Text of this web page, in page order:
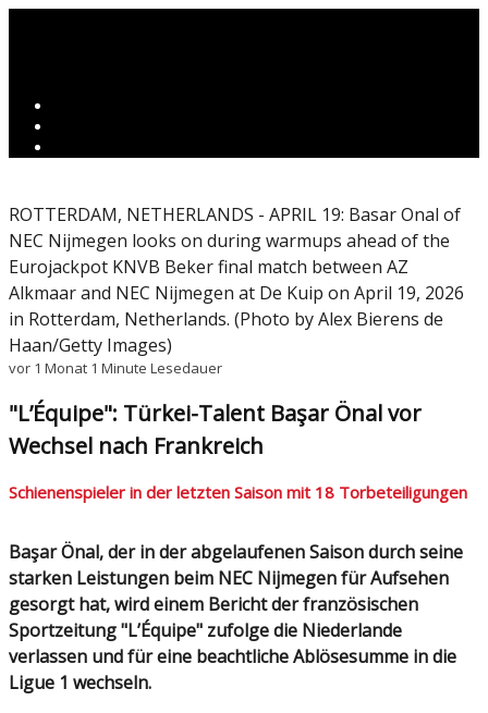
ROTTERDAM, NETHERLANDS - APRIL 19: Basar Onal of
NEC Nijmegen looks on during warmups ahead of the
Eurojackpot KNVB Beker final match between AZ
Alkmaar and NEC Nijmegen at De Kuip on April 19, 2026
in Rotterdam, Netherlands. (Photo by Alex Bierens de
Haan/Getty Images)
vor 1 Monat 1 Minute Lesedauer
"L’Équipe": Türkei-Talent Başar Önal vor
Wechsel nach Frankreich
Schienenspieler in der letzten Saison mit 18 Torbeteiligungen
Başar Önal, der in der abgelaufenen Saison durch seine
starken Leistungen beim NEC Nijmegen für Aufsehen
gesorgt hat, wird einem Bericht der französischen
Sportzeitung "L’Équipe" zufolge die Niederlande
verlassen und für eine beachtliche Ablösesumme in die
Ligue 1 wechseln.